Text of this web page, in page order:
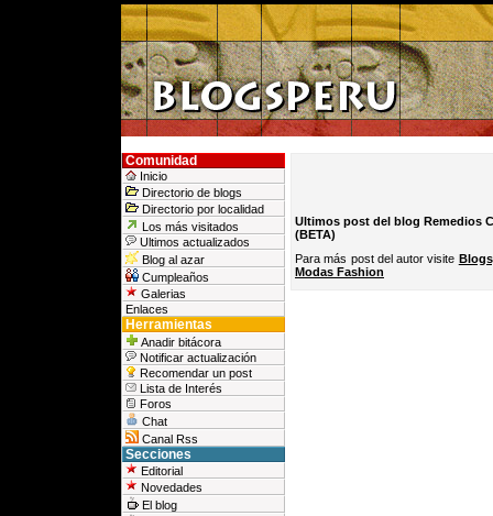
Comunidad
Inicio
Directorio de blogs
Directorio por localidad
Los más visitados
Ultimos actualizados
Blog al azar
Cumpleaños
Galerias
Enlaces
Herramientas
Anadir bitácora
Notificar actualización
Recomendar un post
Lista de Interés
Foros
Chat
Canal Rss
Secciones
Editorial
Novedades
El blog
Ultimos post del blog Remedios
(BETA)
Para más post del autor visite
Modas Fashion